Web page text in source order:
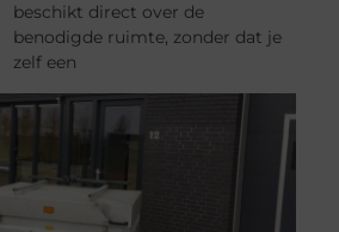
beschikt direct over de
benodigde ruimte, zonder dat je
zelf een